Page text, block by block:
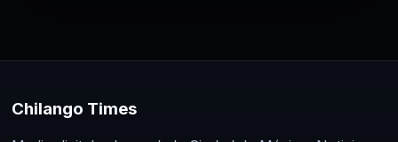
Chilango Times